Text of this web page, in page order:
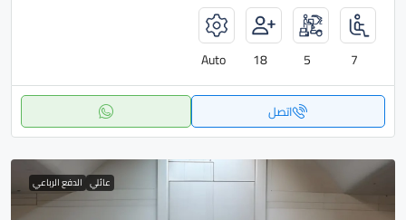
7
5
18
Auto
اتصل
عائلي الدفع الرباعي